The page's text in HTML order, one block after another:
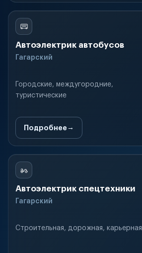
Автоэлектрик автобусов
Гагарский
Городские, междугородние,
туристические
Подробнее
Автоэлектрик спецтехники
Гагарский
Строительная, дорожная, карьерная